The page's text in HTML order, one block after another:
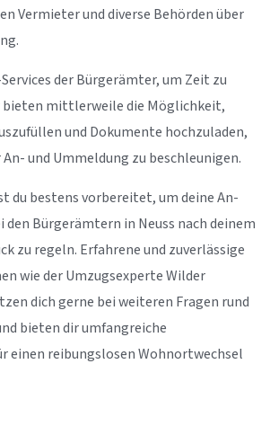
Vermieter und diverse Behörden über
der Bürgerämter, um Zeit zu
bieten mittlerweile die Möglichkeit,
und Dokumente hochzuladen,
und Ummeldung zu beschleunigen.
du bestens vorbereitet, um deine An-
den Bürgerämtern in Neuss nach deinem
zu regeln. Erfahrene und zuverlässige
wie der Umzugsexperte Wilder
dich gerne bei weiteren Fragen rund
bieten dir umfangreiche
einen reibungslosen Wohnortwechsel